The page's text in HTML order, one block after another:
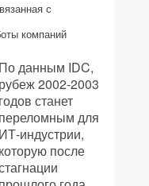
с
компаний
По данным IDC,
рубеж 2002-2003
годов станет
переломным для
ИТ-индустрии,
которую после